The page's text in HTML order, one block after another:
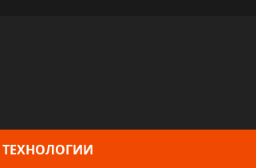
ТЕХНОЛОГИИ